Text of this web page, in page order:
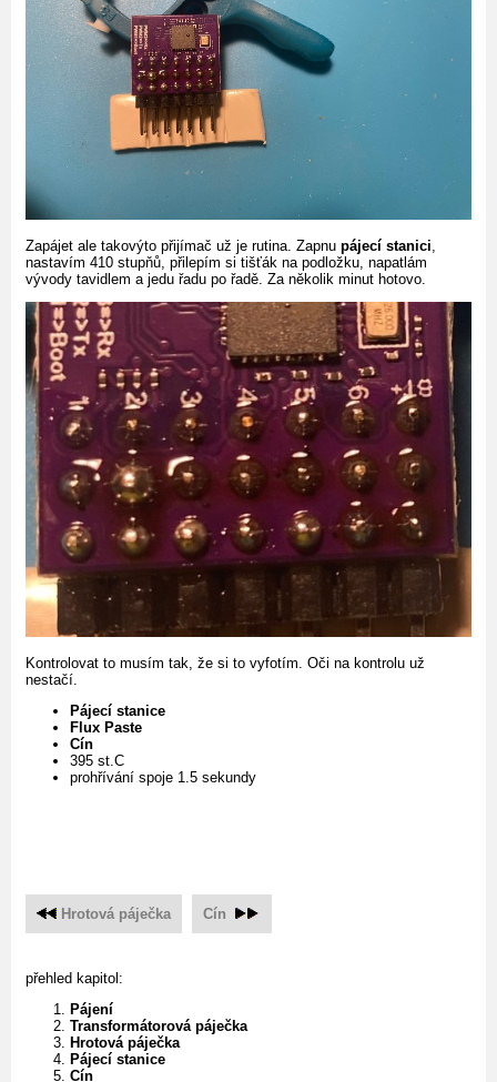
Zapájet ale takovýto přijímač už je rutina. Zapnu pájecí stanici,
nastavím 410 stupňů, přilepím si tišťák na podložku, napatlám
vývody tavidlem a jedu řadu po řadě. Za několik minut hotovo.
Kontrolovat to musím tak, že si to vyfotím. Oči na kontrolu už
nestačí.
Pájecí stanice
Flux Paste
Cín
395 st.C
prohřívání spoje 1.5 sekundy
Hrotová páječka Cín
přehled kapitol:
Pájení
Transformátorová páječka
Hrotová páječka
Pájecí stanice
Cín